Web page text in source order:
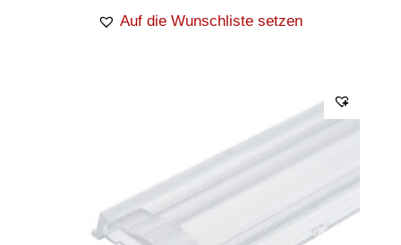
Auf die Wunschliste setzen